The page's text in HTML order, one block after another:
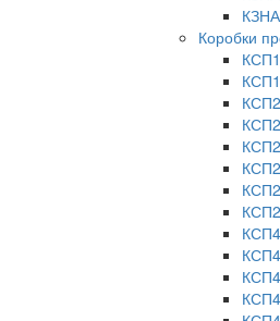
Коробки